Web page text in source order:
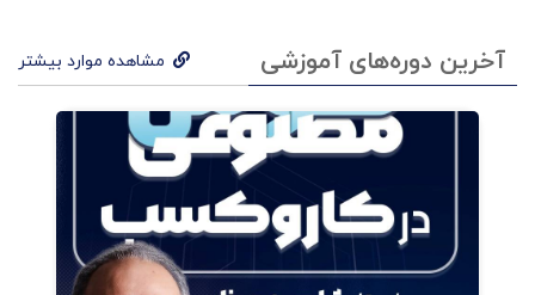
آخرین دوره‌های آموزشی مشاهده موارد بیشتر